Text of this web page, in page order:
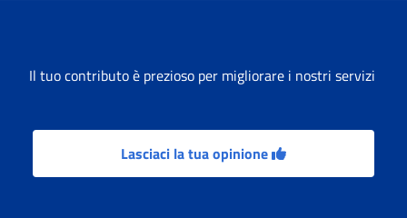
Il tuo contributo è prezioso per migliorare i nostri servizi
Lasciaci la tua opinione